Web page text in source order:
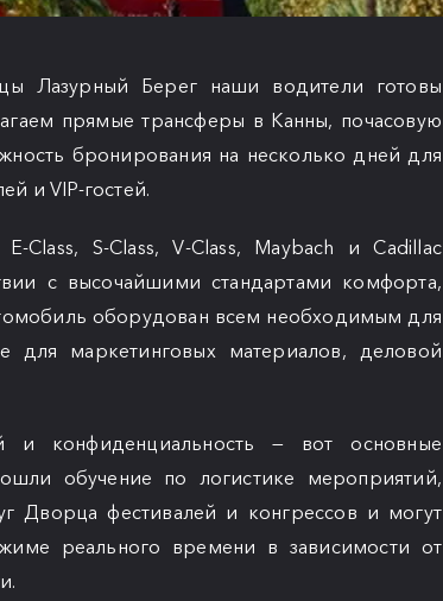
Лазурный Берег наши водители готовы
прямые трансферы в Канны, почасовую
бронирования на несколько дней для
и VIP-гостей.
Class, S-Class, V-Class, Maybach и Cadillac
с высочайшими стандартами комфорта,
оборудован всем необходимым для
для маркетинговых материалов, деловой
и конфиденциальность — вот основные
обучение по логистике мероприятий,
Дворца фестивалей и конгрессов и могут
реального времени в зависимости от